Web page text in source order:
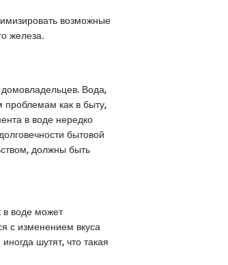
возможные
железа.
Вода,
проблемам как в быту,
в воде нередко
бытовой
должны быть
в воде может
с изменением вкуса
шутят, что такая